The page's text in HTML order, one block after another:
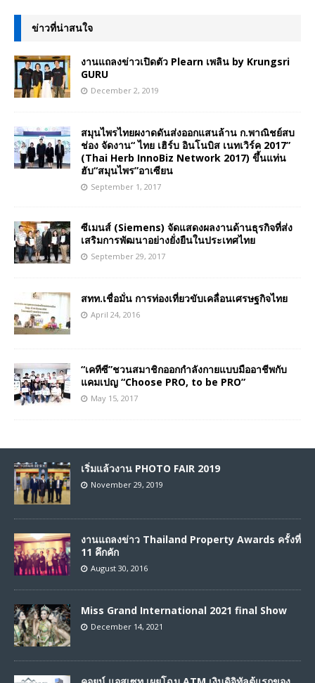
ข่าวที่น่าสนใจ
งานแถลงข่าวเปิดตัว Plearn เพลิน by Krungsri
GURU
December 2, 2019
สมุนไพรไทยผงาดดันส่งออกแสนล้าน ก.พาณิชย์สบ
ช่อง จัดงาน“ ไทย เฮิร์บ อินโนบิส เนทเวิร์ค 2017”
(Thai Herb InnoBiz Network 2017) ขึ้นแท่น
ฮับ“สมุนไพร”อาเซียน
September 1, 2017
ซีเมนส์ (Siemens) จัดแสดงผลงานด้านธุรกิจที่ส่ง
เสริมการพัฒนาอย่างยั่งยืนในประเทศไทย
September 29, 2017
สทท.เชื่อมั่น การท่องเที่ยวขับเคลื่อนเศรษฐกิจไทย
April 24, 2016
“เคทีซี”ชวนสมาชิกออกกำลังกายแบบมืออาชีพกับ
แคมเปญ “Choose PRO, to be PRO”
May 15, 2017
เริ่มแล้วงาน PHOTO FAIR 2019
November 29, 2019
งานแถลงข่าว Thailand Property Awards ครั้งที่
11 คึกคัก
August 30, 2016
Miss Grand International 2021 final Show
December 14, 2021